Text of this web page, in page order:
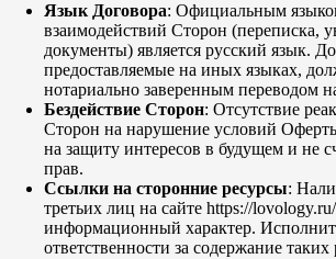
Язык Договора: Официальным
взаимодействий Сторон (переписка,
документы) является русский язык.
предоставляемые на иных языках,
нотариально заверенным переводом
Бездействие Сторон: Отсутствие
Сторон на нарушение условий
на защиту интересов в будущем и не
прав.
Ссылки на сторонние ресурсы:
третьих лиц на сайте https://
информационный характер.
ответственности за содержание таких